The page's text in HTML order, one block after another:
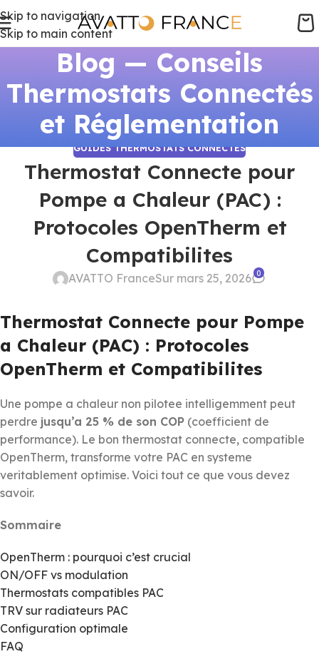
Skip to navigation
Skip to main content
Blog — Conseils
Thermostats Connectés
et Réglementation
GUIDES THERMOSTATS CONNECTÉS
Thermostat Connecte pour
Pompe a Chaleur (PAC) :
Protocoles OpenTherm et
Compatibilites
AVATTO FranceSur mars 25, 2026 0
Thermostat Connecte pour Pompe
a Chaleur (PAC) : Protocoles
OpenTherm et Compatibilites
Une pompe a chaleur non pilotee intelligemment peut
perdre jusqu’a 25 % de son COP (coefficient de
performance). Le bon thermostat connecte, compatible
OpenTherm, transforme votre PAC en systeme
veritablement optimise. Voici tout ce que vous devez
savoir.
Sommaire
OpenTherm : pourquoi c’est crucial
ON/OFF vs modulation
Thermostats compatibles PAC
TRV sur radiateurs PAC
Configuration optimale
FAQ